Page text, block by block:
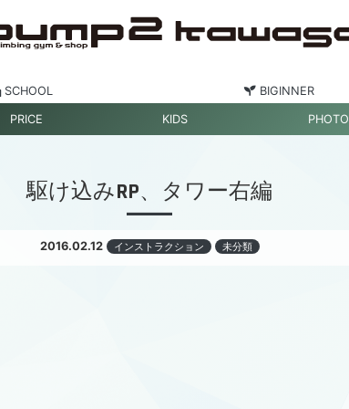
SCHOOL BIGINNER
PRICE KIDS PHOTO
駆け込みRP、タワー右編
2016.02.12 インストラクション 未分類